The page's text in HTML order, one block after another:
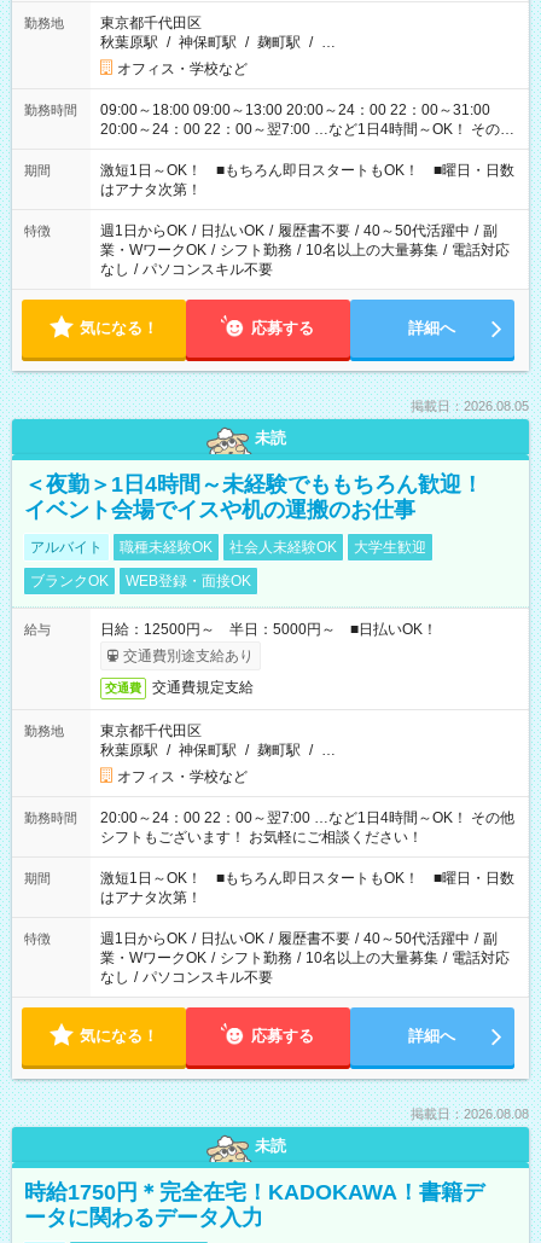
勤務地
東京都千代田区
秋葉原駅 / 神保町駅 / 麹町駅 / …
オフィス・学校など
勤務時間
09:00～18:00 09:00～13:00 20:00～24：00 22：00～31:00
20:00～24：00 22：00～翌7:00 …など1日4時間～OK！ その他
シフトもございます！ お気軽にご相談ください！
期間
激短1日～OK！ ■もちろん即日スタートもOK！ ■曜日・日数
はアナタ次第！
特徴 週1日からOK / 日払いOK / 履歴書不要 / 40～50代活躍中 / 副
業・WワークOK / シフト勤務 / 10名以上の大量募集 / 電話対応
なし / パソコンスキル不要
気になる！ 応募する 詳細へ
掲載日：2026.08.05
未読
＜夜勤＞1日4時間～未経験でももちろん歓迎！
イベント会場でイスや机の運搬のお仕事
アルバイト 職種未経験OK 社会人未経験OK
大学生歓迎
ブランクOK
WEB登録・面接OK
給与
日給：12500円～ 半日：5000円～ ■日払いOK！
交通費別途支給あり
交通費 交通費規定支給
勤務地
東京都千代田区
秋葉原駅 / 神保町駅 / 麹町駅 / …
オフィス・学校など
勤務時間
20:00～24：00 22：00～翌7:00 …など1日4時間～OK！ その他
シフトもございます！ お気軽にご相談ください！
期間
激短1日～OK！ ■もちろん即日スタートもOK！ ■曜日・日数
はアナタ次第！
特徴 週1日からOK / 日払いOK / 履歴書不要 / 40～50代活躍中 / 副
業・WワークOK / シフト勤務 / 10名以上の大量募集 / 電話対応
なし / パソコンスキル不要
気になる！ 応募する 詳細へ
掲載日：2026.08.08
未読
時給1750円＊完全在宅！KADOKAWA！書籍デ
ータに関わるデータ入力